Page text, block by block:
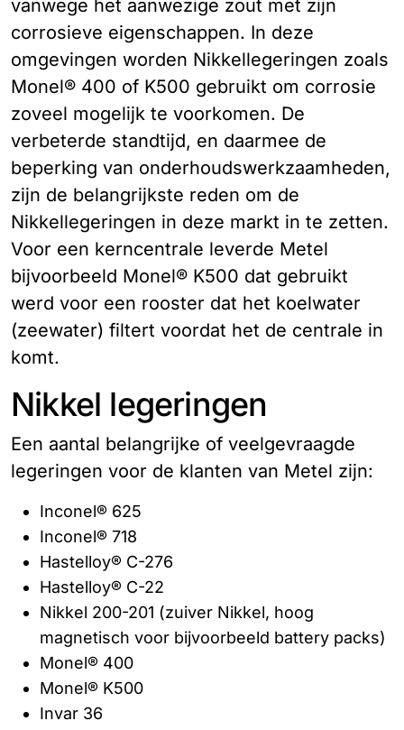
vanwege het aanwezige zout met zijn
corrosieve eigenschappen. In deze
omgevingen worden Nikkellegeringen zoals
Monel® 400 of K500 gebruikt om corrosie
zoveel mogelijk te voorkomen. De
verbeterde standtijd, en daarmee de
beperking van onderhoudswerkzaamheden,
zijn de belangrijkste reden om de
Nikkellegeringen in deze markt in te zetten.
Voor een kerncentrale leverde Metel
bijvoorbeeld Monel® K500 dat gebruikt
werd voor een rooster dat het koelwater
(zeewater) filtert voordat het de centrale in
komt.
Nikkel legeringen
Een aantal belangrijke of veelgevraagde
legeringen voor de klanten van Metel zijn:
Inconel® 625
Inconel® 718
Hastelloy® C-276
Hastelloy® C-22
Nikkel 200-201 (zuiver Nikkel, hoog
magnetisch voor bijvoorbeeld battery packs)
Monel® 400
Monel® K500
Invar 36